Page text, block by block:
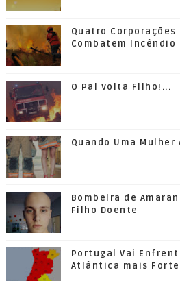
Quatro Corporações
Combatem Incêndio
O Pai Volta Filho!...
Quando Uma Mulher
Bombeira de
Filho Doente
Portugal Vai
Atlântica mais Forte